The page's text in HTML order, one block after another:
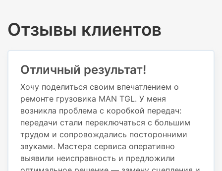
Отзывы клиентов
Отличный результат!
Хочу поделиться своим впечатлением о
ремонте грузовика MAN TGL. У меня
возникла проблема с коробкой передач:
передачи стали переключаться с большим
трудом и сопровождались посторонними
звуками. Мастера сервиса оперативно
выявили неисправность и предложили